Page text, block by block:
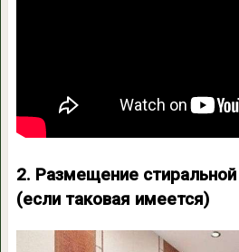
2. Размещение
(если таковая имеется)